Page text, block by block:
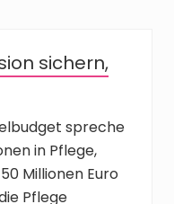
sichern,
spreche
in Pflege,
Millionen Euro
Pflege